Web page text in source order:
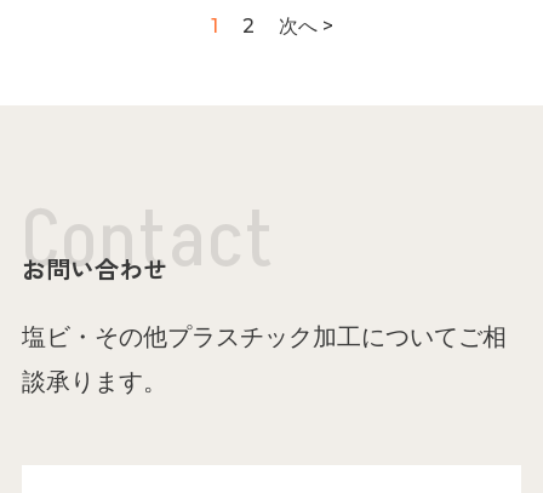
1 2 次へ >
お問い合わせ
Contact
塩ビ・その他プラスチック加工についてご相
談承ります。